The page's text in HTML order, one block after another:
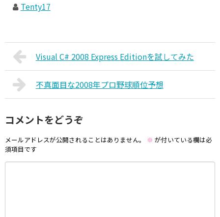
Tenty17
Visual C# 2008 Express Editionを試してみた
不真面目な2008年プロ野球順位予想
コメントをどうぞ
メールアドレスが公開されることはありません。 ※ が付いている欄は必
須項目です